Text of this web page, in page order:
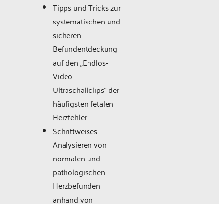
Tipps und Tricks zur
systematischen und
sicheren
Befundentdeckung
auf den „Endlos-
Video-
Ultraschallclips“ der
häufigsten fetalen
Herzfehler
Schrittweises
Analysieren von
normalen und
pathologischen
Herzbefunden
anhand von